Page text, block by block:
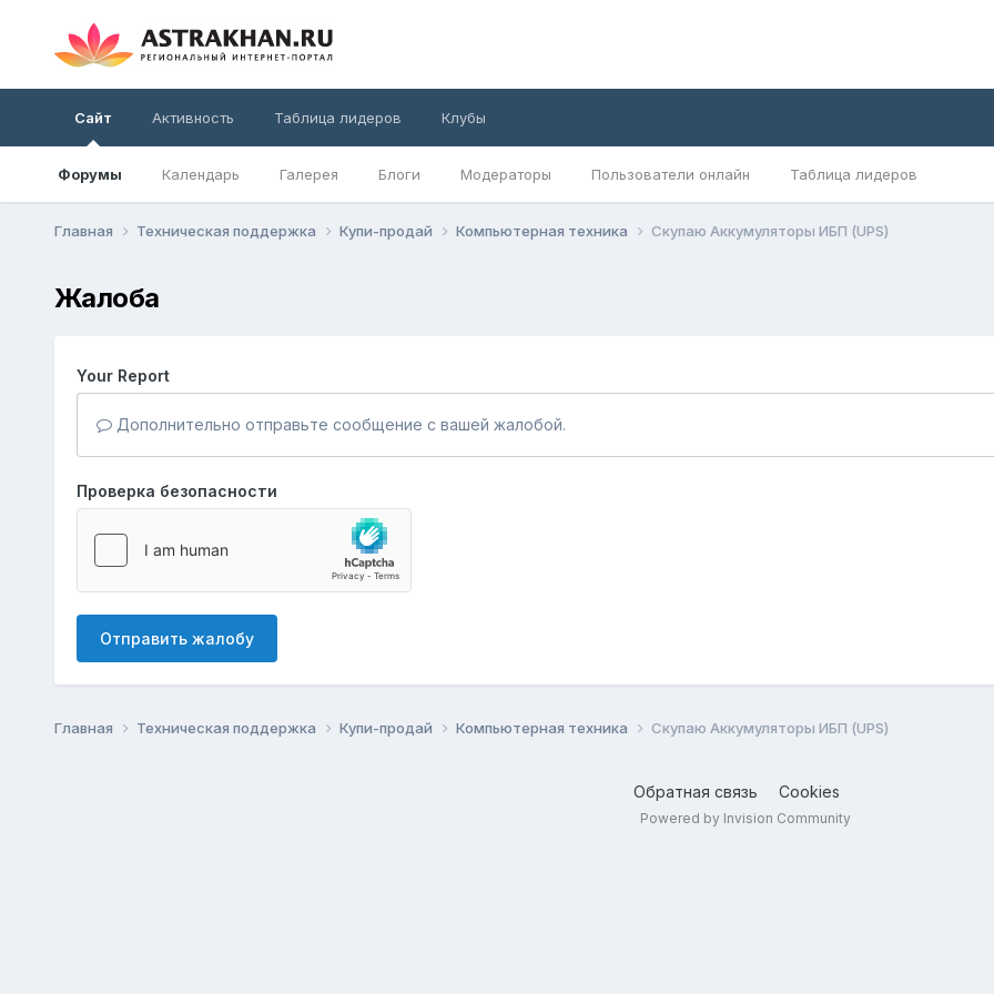
Сайт
Форумы Календарь Галерея Блоги Модераторы Пользователи онлайн Таблица лидеров
Активность Таблица лидеров Клубы
Главная Техническая поддержка Купи-продай Компьютерная техника Скупаю Аккумуляторы ИБП (UPS)
Жалоба
Your Report
Дополнительно отправьте сообщение с вашей жалобой.
Проверка безопасности
Отправить жалобу
Главная Техническая поддержка Купи-продай Компьютерная техника Скупаю Аккумуляторы ИБП (UPS)
Обратная связь Cookies
Powered by Invision Community